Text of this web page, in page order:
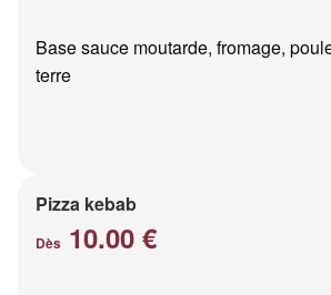
Base sauce moutarde, fromage,
terre
Pizza kebab
Dès 10.00 €